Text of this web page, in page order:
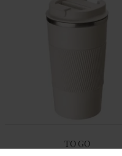
TO GO